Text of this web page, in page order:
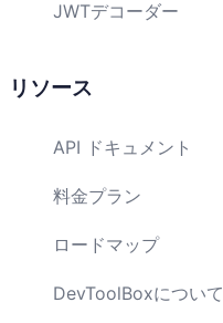
JWTデコーダー
リソース
API ドキュメント
料金プラン
ロードマップ
DevToolBoxについて